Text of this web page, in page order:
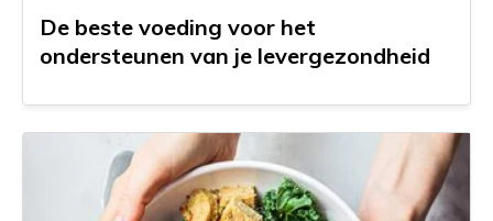
De beste voeding voor het
ondersteunen van je levergezondheid